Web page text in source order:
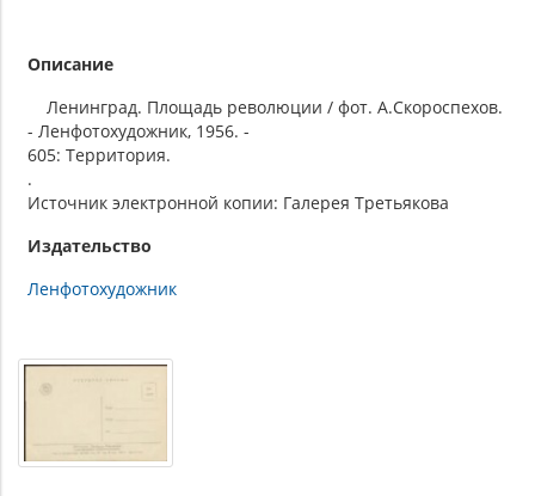
Описание
Ленинград. Площадь революции / фот. А.Скороспехов.
- Ленфотохудожник, 1956. -
605: Территория.
.
Источник электронной копии: Галерея Третьякова
Издательство
Ленфотохудожник